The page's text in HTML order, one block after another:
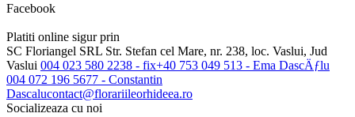
Facebook
Platiti online sigur prin
SC Floriangel SRL Str. Stefan cel Mare, nr. 238, loc. Vaslui, Jud
Vaslui 004 023 580 2238 - fix+40 753 049 513 - Ema DascÄƒlu
004 072 196 5677 - Constantin
Dascalucontact@florariileorhideea.ro
Socializeaza cu noi